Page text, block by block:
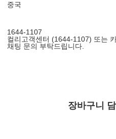
중국
1644-1107
컬리고객센터 (1644-1107) 또는
채팅 문의 부탁드립니다.
장바구니 담